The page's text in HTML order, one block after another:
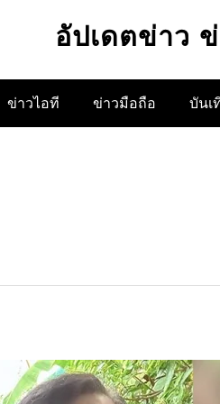
อัปเดตข่าว
ข่าวไอที ข่าวมือถือ บันเ